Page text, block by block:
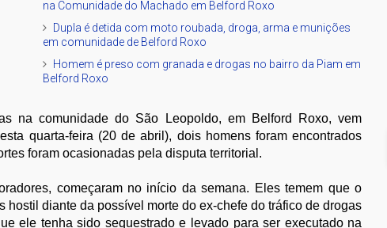
na Comunidade do Machado em Belford Roxo
Dupla é detida com moto roubada, droga, arma e munições
em comunidade de Belford Roxo
Homem é preso com granada e drogas no bairro da Piam em
Belford Roxo
na comunidade do São Leopoldo, em Belford Roxo, vem
quarta-feira (20 de abril), dois homens foram encontrados
foram ocasionadas pela disputa territorial.
começaram no início da semana. Eles temem que o
hostil diante da possível morte do ex-chefe do tráfico de drogas
ele tenha sido sequestrado e levado para ser executado na